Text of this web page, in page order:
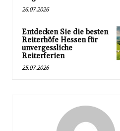
26.07.2026
Entdecken Sie die besten
Reiterhöfe Hessen für
unvergessliche
Reiterferien
25.07.2026